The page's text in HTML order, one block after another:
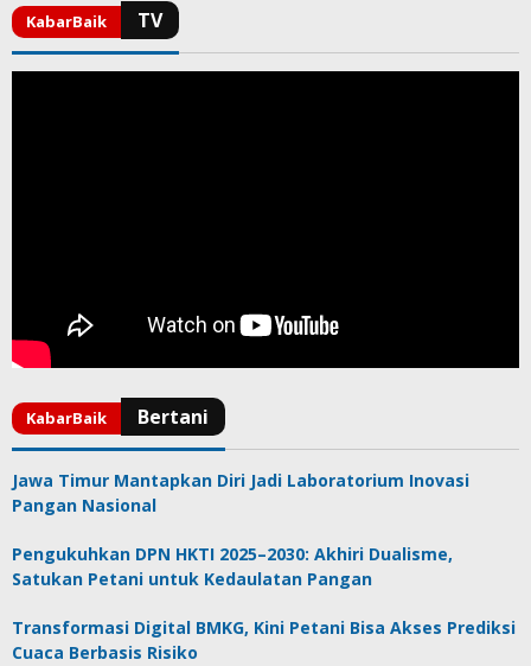
Jawa Timur Mantapkan Diri Jadi Laboratorium Inovasi
Pangan Nasional
Pengukuhkan DPN HKTI 2025–2030: Akhiri Dualisme,
Satukan Petani untuk Kedaulatan Pangan
Transformasi Digital BMKG, Kini Petani Bisa Akses Prediksi
Cuaca Berbasis Risiko